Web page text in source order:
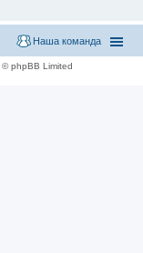
Наша команда
phpBB Limited